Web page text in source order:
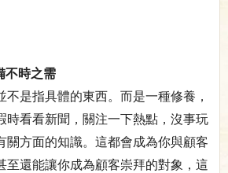
不時之需
不是指具體的東西。而是一種修養，
時看看新聞，關注一下熱點，沒事玩
關方面的知識。這都會成為你與顧客
至還能讓你成為顧客崇拜的對象，這